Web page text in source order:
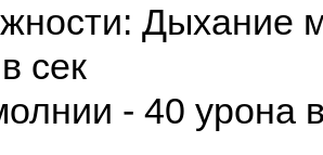
Дыхание
сек
- 40 урона